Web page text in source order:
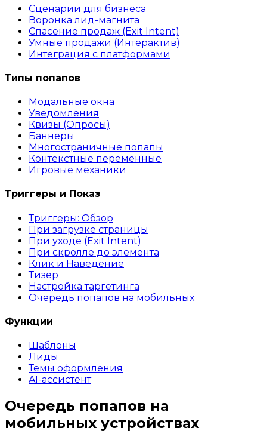
Сценарии для бизнеса
Воронка лид-магнита
Спасение продаж (Exit Intent)
Умные продажи (Интерактив)
Интеграция с платформами
Типы попапов
Модальные окна
Уведомления
Квизы (Опросы)
Баннеры
Многостраничные попапы
Контекстные переменные
Игровые механики
Триггеры и Показ
Триггеры: Обзор
При загрузке страницы
При уходе (Exit Intent)
При скролле до элемента
Клик и Наведение
Тизер
Настройка таргетинга
Очередь попапов на мобильных
Функции
Шаблоны
Лиды
Темы оформления
AI-ассистент
Очередь попапов на
мобильных устройствах